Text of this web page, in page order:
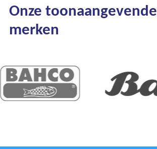
Onze toonaangevende
merken